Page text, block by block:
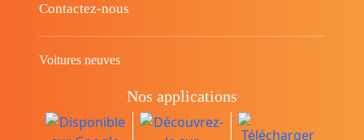
Contactez-nous
Voitures neuves
Nos applications